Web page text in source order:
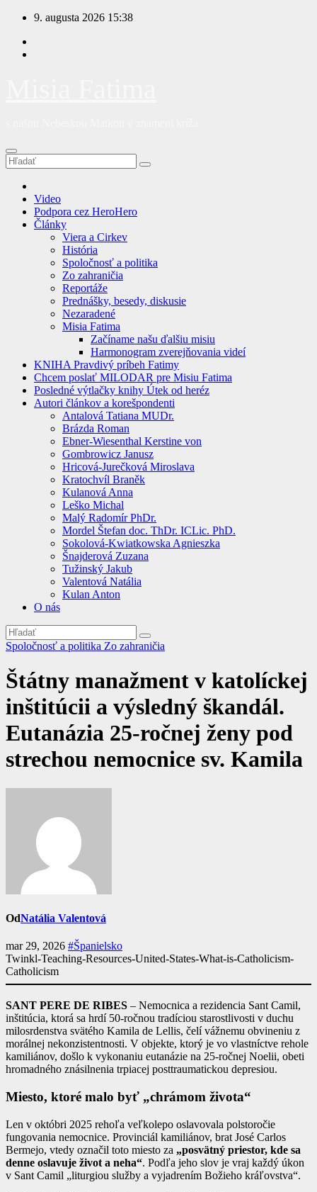
Prejsť
obsah
9. augusta 2026 15:38
Video
Podpora cez HeroHero
Články
Viera a Cirkev
História
Spoločnosť a politika
Zo zahraničia
Reportáže
Prednášky, besedy, diskusie
Nezaradené
Misia Fatima
Začíname našu ďalšiu misiu
Harmonogram zverejňovania videí
KNIHA Pravdivý príbeh Fatimy
Chcem poslať MILODAR pre Misiu Fatima
Posledné výtlačky knihy Útek od heréz
Autori článkov a korešpondenti
Antalová Tatiana MUDr.
Brázda Roman
Ebner-Wiesenthal Kerstine von
Gombrowicz Janusz
Hricová-Jurečková Miroslava
Kratochvíl Braněk
Kulanová Anna
Leško Michal
Malý Radomír PhDr.
Mordel Štefan doc. ThDr. ICLic. PhD.
Sokolová-Kwiatkowska Agnieszka
Šnajderová Zuzana
Tužinský Jakub
Valentová Natália
Kulan Anton
O nás
Spoločnosť a politika Zo zahraničia
Štátny manažment v katolíckej
inštitúcii a výsledný škandál.
Eutanázia 25-ročnej ženy pod
strechou nemocnice sv. Kamila
OdNatália Valentová
mar 29, 2026 #Španielsko
Twinkl-Teaching-Resources-United-States-What-is-Catholicism-
Catholicism
SANT PERE DE RIBES – Nemocnica a rezidencia Sant Camil,
inštitúcia, ktorá sa hrdí 50-ročnou tradíciou starostlivosti v duchu
milosrdenstva svätého Kamila de Lellis, čelí vážnemu obvineniu z
morálnej nekonzistentnosti. V objekte, ktorý je vo vlastníctve rehole
kamiliánov, došlo k vykonaniu eutanázie na 25-ročnej Noelii, obeti
hromadného znásilnenia trpiacej posttraumatickou depresiou.
Miesto, ktoré malo byť „chrámom života“
Len v októbri 2025 rehoľa veľkolepo oslavovala polstoročie
fungovania nemocnice. Provinciál kamiliánov, brat José Carlos
Bermejo, vtedy označil toto miesto za „posvätný priestor, kde sa
denne oslavuje život a neha“. Podľa jeho slov je vraj každý úkon
v Sant Camil „liturgiou služby a vyjadrením Božieho kráľovstva“.